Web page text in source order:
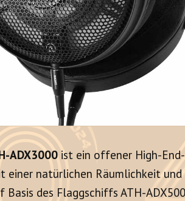
ADX3000 ist ein offener High-
einer natürlichen Räumlichkeit und
Basis des Flaggschiffs ATH-